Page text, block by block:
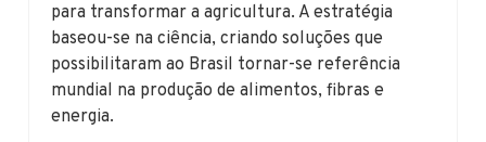
para transformar a agricultura. A estratégia
baseou-se na ciência, criando soluções que
possibilitaram ao Brasil tornar-se referência
mundial na produção de alimentos, fibras e
energia.